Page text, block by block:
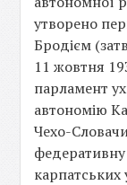
утворено
Бродієм
11 жовтня
парламент
автономію
Чехо-
федеративну
карпатських